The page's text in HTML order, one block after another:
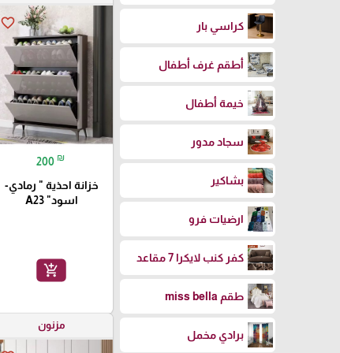
كراسي بار
أطقم غرف أطفال
خيمة أطفال
سجاد مدور
بشاكير
ارضيات فرو
كفر كنب لايكرا 7 مقاعد
طقم miss bella
برادي مخمل
favorite_border
200 ₪
خزانة احذية " رمادي-
اسود" A23
add_shopping_cart
مزنون